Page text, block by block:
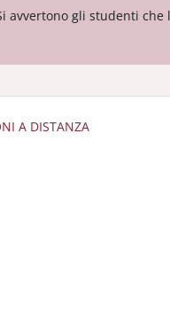
avvertono gli studenti
A DISTANZA ◀︎